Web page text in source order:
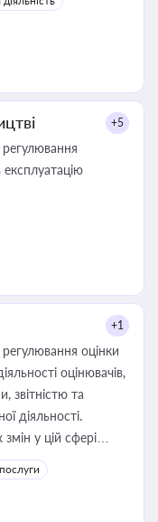
+5
експлуатацію
+1
оцінки
оцінювачів,
звітністю та
діяльності.
у цій сфері
юриста або
оренди
і перевірки